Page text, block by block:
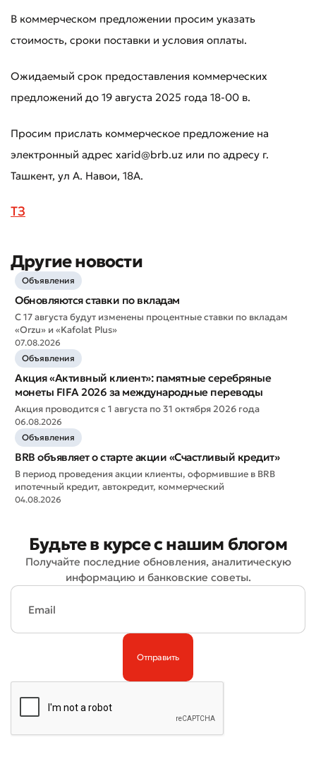
Оцените качество обслуживания
Плохо Отлично
Оставить обращение
* Все поля обязательны для заполнения
В коммерческом предложении просим указать
стоимость, сроки поставки и условия оплаты.
Ожидаемый срок предоставления коммерческих
предложений до 19 августа 2025 года 18-00 в.
Просим прислать коммерческое предложение на
электронный адрес xarid@brb.uz или по адресу г.
Ташкент, ул А. Навои, 18А.
ТЗ
Другие новости
Объявления
Обновляются ставки по вкладам
С 17 августа будут изменены процентные ставки по вкладам
«Orzu» и «Kafolat Plus»
07.08.2026
Объявления
Акция «Активный клиент»: памятные серебряные
монеты FIFA 2026 за международные переводы
Акция проводится с 1 августа по 31 октября 2026 года
06.08.2026
Объявления
BRB объявляет о старте акции «Счастливый кредит»
В период проведения акции клиенты, оформившие в BRB
ипотечный кредит, автокредит, коммерческий
04.08.2026
Будьте в курсе с нашим блогом
Получайте последние обновления, аналитическую
информацию и банковские советы.